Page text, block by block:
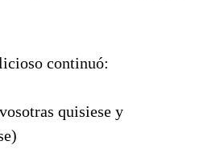
continuó:
quisiese y